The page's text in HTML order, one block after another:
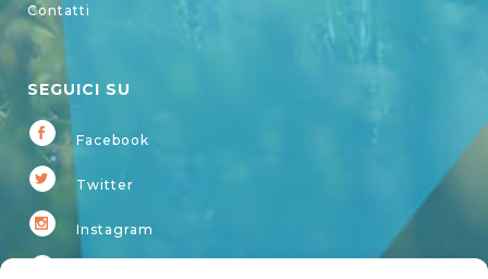
Contatti
SEGUICI SU
Facebook
Twitter
Instagram